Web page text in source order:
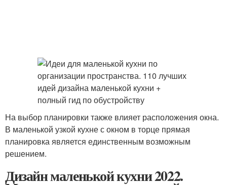
На выбор планировки также влияет расположения окна.
В маленькой узкой кухне с окном в торце прямая
планировка является единственным возможным
решением.
Дизайн маленькой кухни 2022.